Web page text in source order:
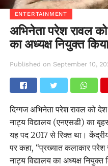
ENTERTAINMENT
अभिनेता परेश रावल को
का अध्यक्ष नियुक्त
Published on September 10,
दिग्गज अभिनेता परेश रावल को
नाट्य विद्यालय (एनएसडी) का
यह पद 2017 से रिक्त था।
पर कहा, ‘‘प्रख्यात कलाकार परेश
नाट्य विद्यालय का अध्यक्ष